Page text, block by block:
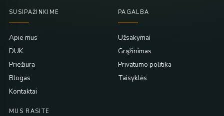
SUSIPAŽINKIME
Apie mus
DUK
Priežiūra
Blogas
Kontaktai
PAGALBA
Užsakymai
Grąžinimas
Privatumo politika
Taisyklės
MUS RASITE